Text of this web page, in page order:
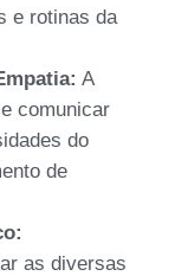
e rotinas da
A
comunicar
do
de
as diversas